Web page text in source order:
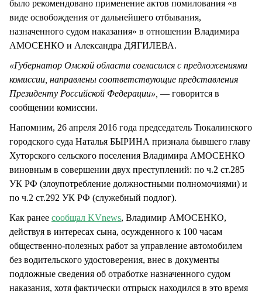
было рекомендовано применение актов помилования «в
виде освобождения от дальнейшего отбывания,
назначенного судом наказания» в отношении Владимира
АМОСЕНКО и Александра ДЯГИЛЕВА.
«Губернатор Омской области согласился с предложениями
комиссии, направлены соответствующие представления
Президенту Российской Федерации», — говорится в
сообщении комиссии.
Напомним, 26 апреля 2016 года председатель Тюкалинского
городского суда Наталья БЫРИНА признала бывшего главу
Хуторского сельского поселения Владимира АМОСЕНКО
виновным в совершении двух преступлений: по ч.2 ст.285
УК РФ (злоупотребление должностными полномочиями) и
по ч.2 ст.292 УК РФ (служебный подлог).
Как ранее сообщал KVnews, Владимир АМОСЕНКО,
действуя в интересах сына, осужденного к 100 часам
общественно-полезных работ за управление автомобилем
без водительского удостоверения, внес в документы
подложные сведения об отработке назначенного судом
наказания, хотя фактически отпрыск находился в это время